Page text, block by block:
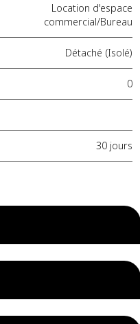
Location d'espace
commercial/Bureau
Détaché (Isolé)
0
30 jours